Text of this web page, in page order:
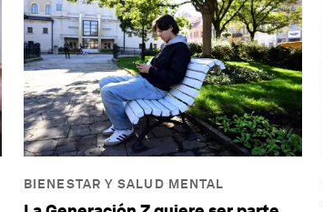
BIENESTAR Y SALUD MENTAL